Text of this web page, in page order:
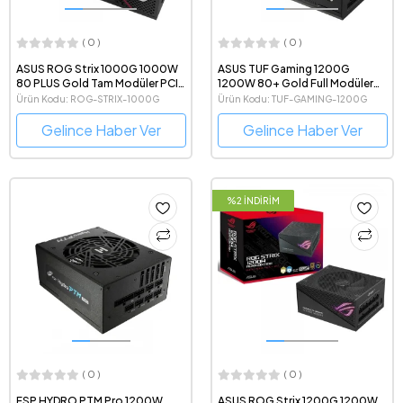
( 0 )
ASUS ROG Strix 1000G 1000W
80 PLUS Gold Tam Modüler PCIe
Gen 5.0 Uyumlu Güç Kaynağı
Ürün Kodu: ROG-STRIX-1000G
Gelince Haber Ver
( 0 )
ASUS TUF Gaming 1200G
1200W 80+ Gold Full Modüler
ATX 3.0 Uyumlu Gaming Power
Supply
Ürün Kodu: TUF-GAMING-1200G
Gelince Haber Ver
( 0 )
FSP HYDRO PTM Pro 1200W
%2 İNDİRİM
( 0 )
ASUS ROG Strix 1200G 1200W